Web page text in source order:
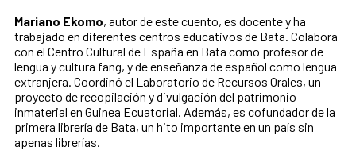
Mariano Ekomo, autor de este cuento, es docente y ha
trabajado en diferentes centros educativos de Bata. Colabora
con el Centro Cultural de España en Bata como profesor de
lengua y cultura fang, y de enseñanza de español como lengua
extranjera. Coordinó el Laboratorio de Recursos Orales, un
proyecto de recopilación y divulgación del patrimonio
inmaterial en Guinea Ecuatorial. Además, es cofundador de la
primera librería de Bata, un hito importante en un país sin
apenas librerías.